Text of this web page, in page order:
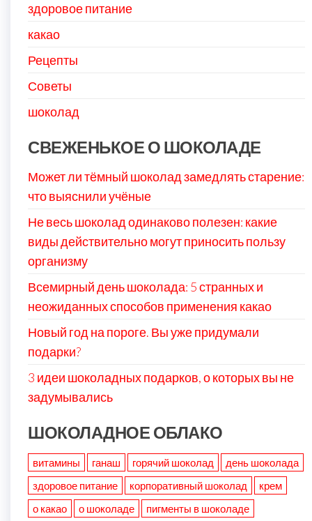
здоровое питание
какао
Рецепты
Советы
шоколад
СВЕЖЕНЬКОЕ О ШОКОЛАДЕ
Может ли тёмный шоколад замедлять старение:
что выяснили учёные
Не весь шоколад одинаково полезен: какие
виды действительно могут приносить пользу
организму
Всемирный день шоколада: 5 странных и
неожиданных способов применения какао
Новый год на пороге. Вы уже придумали
подарки?
3 идеи шоколадных подарков, о которых вы не
задумывались
ШОКОЛАДНОЕ ОБЛАКО
витамины ганаш горячий шоколад
день шоколада
здоровое питание
корпоративный шоколад
крем
о какао
о шоколаде пигменты в шоколаде